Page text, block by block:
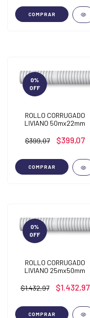
COMPRAR
0%
OFF
ROLLO CORRUGADO
LIVIANO 50mx22mm
$399,07 $399,07
COMPRAR
0%
OFF
ROLLO CORRUGADO
LIVIANO 25mx50mm
$1.432,97 $1.432,97
COMPRAR